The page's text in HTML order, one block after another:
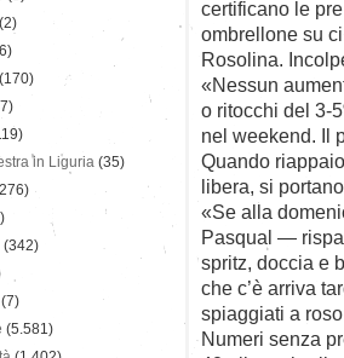
certificano le
ombrellone su
Rosolina.
«Nessun
o ritocchi del 3-
nel weekend. Il
Quando
libera, si
«Se alla
Pasqual —
spritz, doccia e
che c’è arriva
spiaggiati a
Numeri senza
(2)
(170)
in Liguria (35)
(342)
(7)
(5.581)